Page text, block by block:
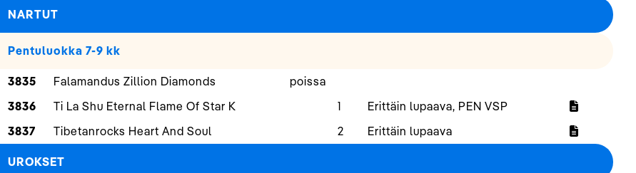
NARTUT
Pentuluokka 7-9 kk
3835 Falamandus Zillion Diamonds
poissa
3836
Ti La Shu Eternal Flame Of Star K 1
Erittäin lupaava, PEN VSP
3837
Tibetanrocks Heart And Soul 2 Erittäin lupaava
UROKSET